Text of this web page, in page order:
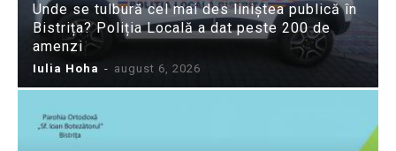
Unde se tulbură cel mai des liniștea publică în
Bistrița? Poliția Locală a dat peste 200 de
amenzi
Iulia Hoha - august 6, 2026